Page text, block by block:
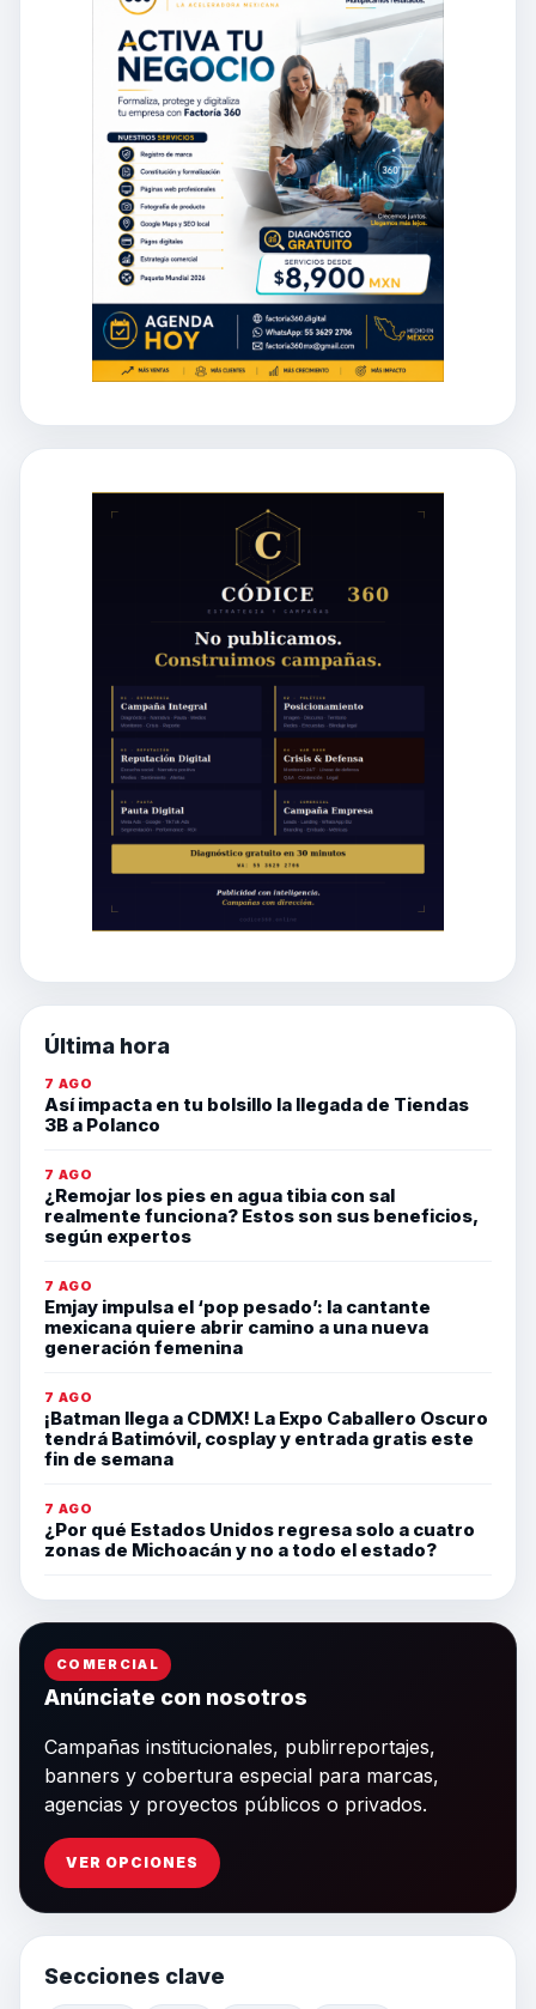
Última hora
7 AGO
Así impacta en tu bolsillo la llegada de Tiendas
3B a Polanco
7 AGO
¿Remojar los pies en agua tibia con sal
realmente funciona? Estos son sus beneficios,
según expertos
7 AGO
Emjay impulsa el ‘pop pesado’: la cantante
mexicana quiere abrir camino a una nueva
generación femenina
7 AGO
¡Batman llega a CDMX! La Expo Caballero Oscuro
tendrá Batimóvil, cosplay y entrada gratis este
fin de semana
7 AGO
¿Por qué Estados Unidos regresa solo a cuatro
zonas de Michoacán y no a todo el estado?
COMERCIAL
Anúnciate con nosotros
Campañas institucionales, publirreportajes,
banners y cobertura especial para marcas,
agencias y proyectos públicos o privados.
VER OPCIONES
Secciones clave